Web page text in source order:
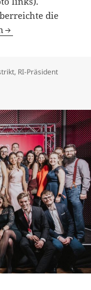
die
Große
, RI-Präsident
Große Ehrung